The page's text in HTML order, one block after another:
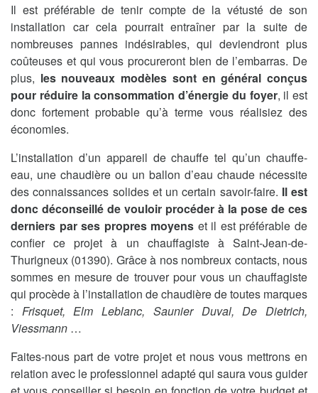
Il est préférable de tenir compte de la vétusté de son
installation car cela pourrait entraîner par la suite de
nombreuses pannes indésirables, qui deviendront plus
coûteuses et qui vous procureront bien de l’embarras. De
plus, les nouveaux modèles sont en général conçus
pour réduire la consommation d’énergie du foyer, il est
donc fortement probable qu’à terme vous réalisiez des
économies.
L’installation d’un appareil de chauffe tel qu’un chauffe-
eau, une chaudière ou un ballon d’eau chaude nécessite
des connaissances solides et un certain savoir-faire. Il est
donc déconseillé de vouloir procéder à la pose de ces
derniers par ses propres moyens et il est préférable de
confier ce projet à un chauffagiste à Saint-Jean-de-
Thurigneux (01390). Grâce à nos nombreux contacts, nous
sommes en mesure de trouver pour vous un chauffagiste
qui procède à l’installation de chaudière de toutes marques
: Frisquet, Elm Leblanc, Saunier Duval, De Dietrich,
Viessmann …
Faites-nous part de votre projet et nous vous mettrons en
relation avec le professionnel adapté qui saura vous guider